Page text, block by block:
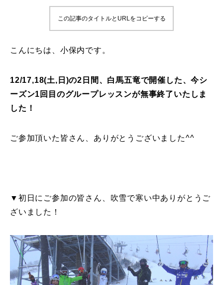
鷲ヶ岳＆高鷲スノーパーク
宮城山形
岩手高原
白馬五竜FA
中級1
特別講座
PV
この記事のタイトルとURLをコピーする
こんにちは、小保内です。
12/17,18(土,日)の2日間、白馬五竜で開催した、今シ
ーズン1回目のグループレッスンが無事終了いたしま
した！
ご参加頂いた皆さん、ありがとうございました^^
▼初日にご参加の皆さん、吹雪で寒い中ありがとうご
ざいました！